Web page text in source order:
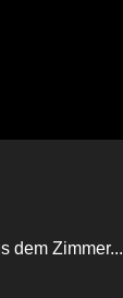
dem Zimmer...